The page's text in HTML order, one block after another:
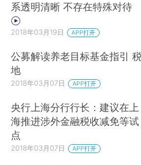
系透明清晰 不存在特殊对待
2018年03月19日 APP打开
公募解读养老目标基金指引
地
2018年03月07日 APP打开
央行上海分行行长：建议在上
海推进涉外金融税收减免等试
点
2018年03月07日 APP打开